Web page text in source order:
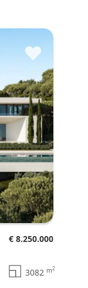
♥
€ 8.250.000
3082 m2